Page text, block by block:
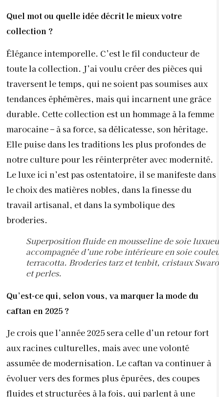
Quel mot ou quelle idée décrit le mieux votre
collection ?
Élégance intemporelle. C’est le fil conducteur de
toute la collection. J’ai voulu créer des pièces qui
traversent le temps, qui ne soient pas soumises aux
tendances éphémères, mais qui incarnent une grâce
durable. Cette collection est un hommage à la femme
marocaine – à sa force, sa délicatesse, son héritage.
Elle puise dans les traditions les plus profondes de
notre culture pour les réinterpréter avec modernité.
Le luxe ici n’est pas ostentatoire, il se manifeste dans
le choix des matières nobles, dans la finesse du
travail artisanal, et dans la symbolique des
broderies.
Superposition fluide en mousseline de soie
accompagnée d’une robe intérieure en soie
terracotta. Broderies tarz et tenbit, cristaux
et perles.
Qu’est-ce qui, selon vous, va marquer la mode du
caftan en 2025 ?
Je crois que l’année 2025 sera celle d’un retour fort
aux racines culturelles, mais avec une volonté
assumée de modernisation. Le caftan va continuer à
évoluer vers des formes plus épurées, des coupes
fluides et structurées à la fois, qui parlent à une